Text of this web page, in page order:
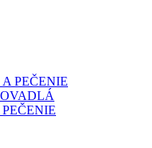
PEČENIE